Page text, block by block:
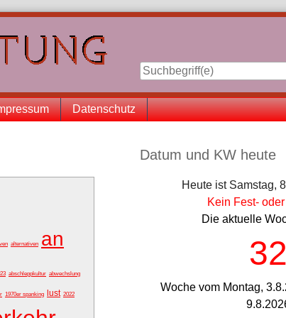
Datenschutz
alternativen an
abschleppkultur abwechslung
1970er spanking lust 2022
Seitenleiste
Datum und KW heute
Heute ist Samstag,
Kein Fest-
Die aktuelle
32
Woche vom Montag,